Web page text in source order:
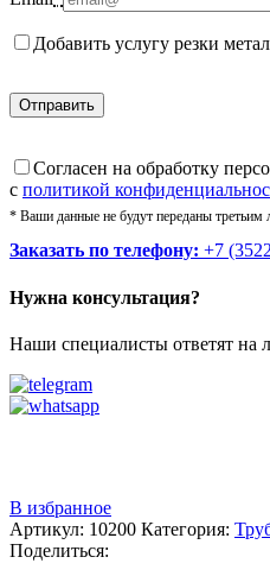
Добавить услугу резки
Cогласен на обработку
с политикой
* Ваши данные не будут переданы третьим
Заказать по телефону: +7
Нужна консультация?
Наши специалисты ответят на
В избранное
Артикул: 10200 Категория:
Поделиться: